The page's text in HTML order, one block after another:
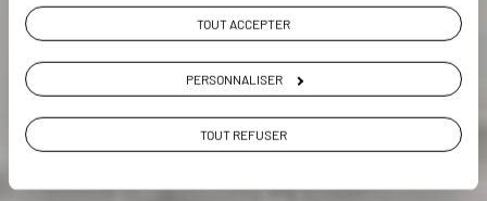
TOUT ACCEPTER
PERSONNALISER
TOUT REFUSER